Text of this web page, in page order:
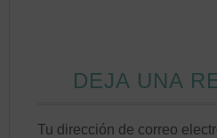
DEJA UNA
Tu dirección de correo